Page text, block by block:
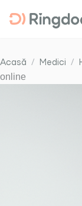
Acasă Medici
online